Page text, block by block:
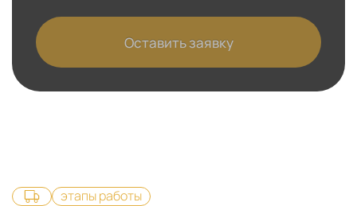
Оставить заявку
этапы работы